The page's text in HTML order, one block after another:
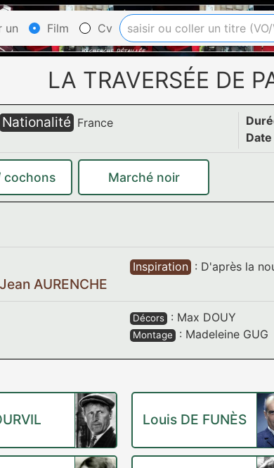
un Film Cv
LA TRAVERSÉE DE
Nationalité France
cochons Marché noir
Jean AURENCHE
Inspiration : D'après la
Décors : Max DOUY
Montage : Madeleine GUG
Louis DE FUNÈS